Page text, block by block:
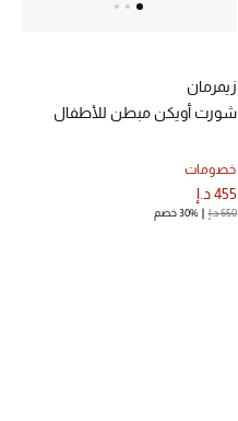
زيمرمان
شورت أويكن مبطن للأطفال
خصومات
455 د.إ
650 د.إ 30% خصم